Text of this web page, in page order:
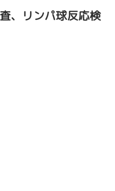
、リンパ球反応検